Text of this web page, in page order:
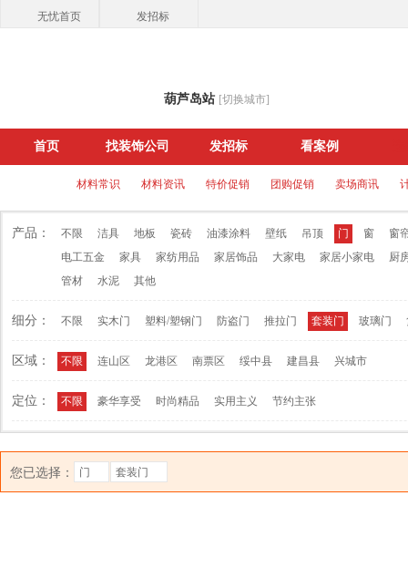
无忧首页 发招标
葫芦岛站 [切换城市]
首页 找装饰公司 发招标 看案例
材料常识 材料资讯 特价促销 团购促销 卖场商讯
产品： 不限 洁具 地板 瓷砖 油漆涂料 壁纸 吊顶 门 窗
窗
电工五金
家具 家纺用品 家居饰品 大家电 家居小家电
厨
管材
水泥 其他
细分： 不限 实木门 塑料/塑钢门 防盗门 推拉门 套装门 玻璃门
区域： 不限 连山区 龙港区 南票区 绥中县 建昌县 兴城市
定位： 不限 豪华享受 时尚精品 实用主义 节约主张
您已选择： 门 套装门